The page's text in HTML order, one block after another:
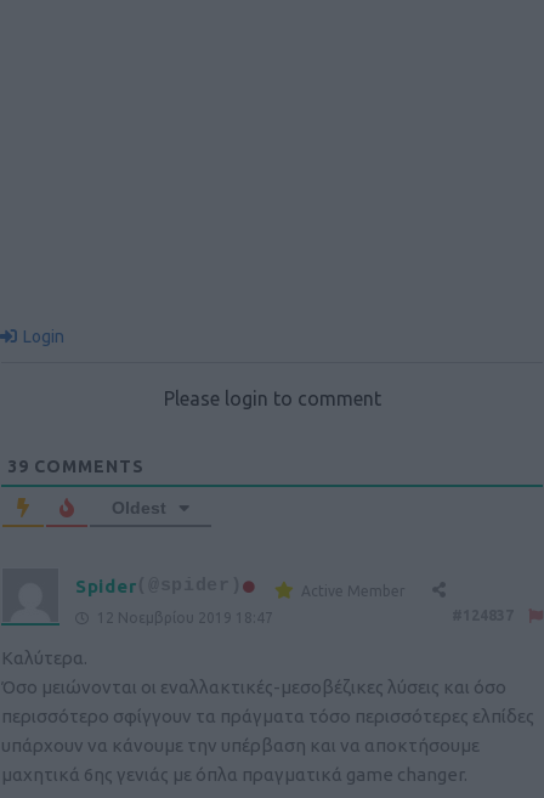
Login
Please login to comment
39 COMMENTS
Oldest
Spider
Active Member
12 Νοεμβρίου 2019 18:47
Καλύτερα.
Όσο μειώνονται οι εναλλακτικές-μεσοβέζικες λύσεις και όσο
περισσότερο σφίγγουν τα πράγματα τόσο περισσότερες ελπίδες
υπάρχουν να κάνουμε την υπέρβαση και να αποκτήσουμε
μαχητικά 6ης γενιάς με όπλα πραγματικά game changer.